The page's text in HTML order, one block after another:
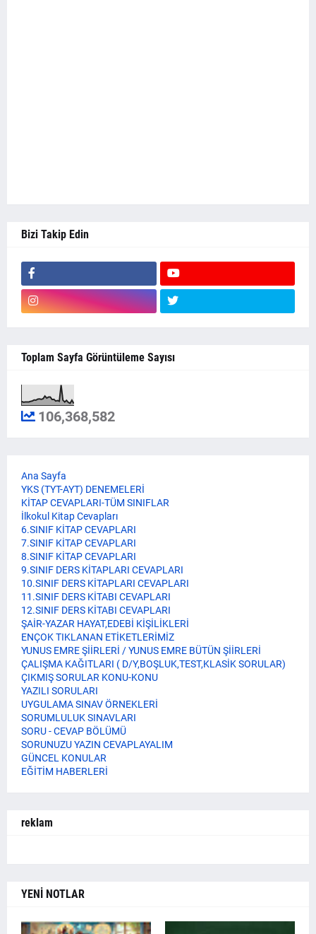
Bizi Takip Edin
Toplam Sayfa Görüntüleme Sayısı
106,368,582
Ana Sayfa
YKS (TYT-AYT) DENEMELERİ
KİTAP CEVAPLARI-TÜM SINIFLAR
İlkokul Kitap Cevapları
6.SINIF KİTAP CEVAPLARI
7.SINIF KİTAP CEVAPLARI
8.SINIF KİTAP CEVAPLARI
9.SINIF DERS KİTAPLARI CEVAPLARI
10.SINIF DERS KİTAPLARI CEVAPLARI
11.SINIF DERS KİTABI CEVAPLARI
12.SINIF DERS KİTABI CEVAPLARI
ŞAİR-YAZAR HAYAT,EDEBİ KİŞİLİKLERİ
ENÇOK TIKLANAN ETİKETLERİMİZ
YUNUS EMRE ŞİİRLERİ / YUNUS EMRE BÜTÜN ŞİİRLERİ
ÇALIŞMA KAĞITLARI ( D/Y,BOŞLUK,TEST,KLASİK SORULAR)
ÇIKMIŞ SORULAR KONU-KONU
YAZILI SORULARI
UYGULAMA SINAV ÖRNEKLERİ
SORUMLULUK SINAVLARI
SORU - CEVAP BÖLÜMÜ
SORUNUZU YAZIN CEVAPLAYALIM
GÜNCEL KONULAR
EĞİTİM HABERLERİ
reklam
YENİ NOTLAR